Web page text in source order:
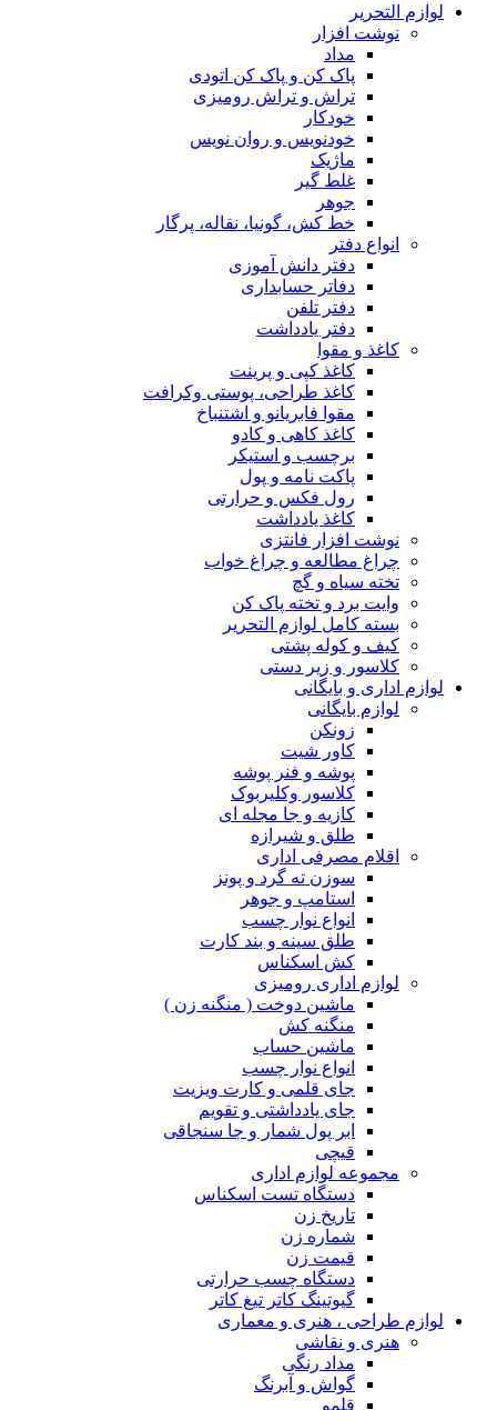
لوازم التحریر
نوشت افزار
مداد
پاک کن و پاک کن اتودی
تراش و تراش رومیزی
خودکار
خودنویس و روان نویس
ماژیک
غلط گیر
جوهر
خط کش، گونیا، نقاله، پرگار
انواع دفتر
دفتر دانش آموزی
دفاتر حسابداری
دفتر تلفن
دفتر یادداشت
کاغذ و مقوا
کاغذ کپی و پرینت
کاغذ طراحی، پوستی وکرافت
مقوا فابریانو و اشتنباخ
کاغذ کاهی و کادو
برچسب و استیکر
پاکت نامه و پول
رول فکس و حرارتی
کاغذ یادداشت
نوشت افزار فانتزی
چراغ مطالعه و چراغ خواب
تخته سیاه و گچ
وایت برد و تخته پاک کن
بسته کامل لوازم التحریر
کیف و کوله پشتی
کلاسور و زیر دستی
لوازم اداری و بایگانی
لوازم بایگانی
زونکن
کاور شیت
پوشه و فنر پوشه
کلاسور وکلیربوک
کازیه و جا مجله ای
طلق و شیرازه
اقلام مصرفی اداری
سوزن ته گرد و پونز
استامپ و جوهر
انواع نوار چسب
طلق سینه و بند کارت
کش اسکناس
لوازم اداری رومیزی
ماشین دوخت ( منگنه زن )
منگنه کش
ماشین حساب
انواع نوار چسب
جای قلمی و کارت ویزیت
جای یادداشتی و تقویم
ابر پول شمار و جا سنجاقی
قیچی
مجموعه لوازم اداری
دستگاه تست اسکناس
تاریخ زن
شماره زن
قیمت زن
دستگاه چسب حرارتی
گیوتینگ کاتر تیغ کاتر
لوازم طراحی ، هنری و معماری
هنری و نقاشی
مداد رنگی
گواش و آبرنگ
قلمو